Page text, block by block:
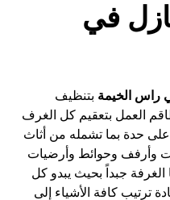
في
راس الخيمة بتنظيف
العمل بتعقيم كل الغرف
حدة بما تشمله من أثاث
وأرفف وحوائط وأرضيات
الغرفة جبداً بحيث يبدو كل
ترتيب كافة الأشياء إلى